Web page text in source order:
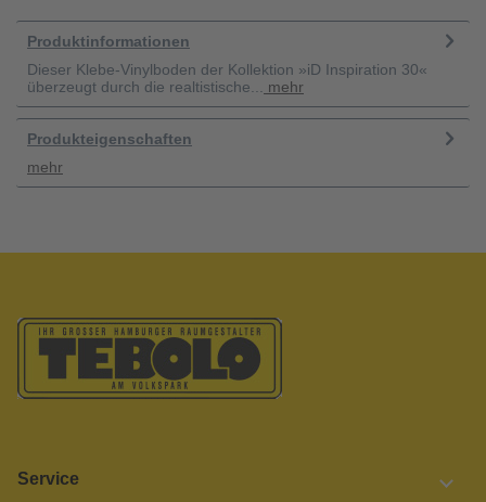
Produktinformationen
Dieser Klebe-Vinylboden der Kollektion »iD Inspiration 30«
überzeugt durch die realtistische...
mehr
Produkteigenschaften
mehr
Service